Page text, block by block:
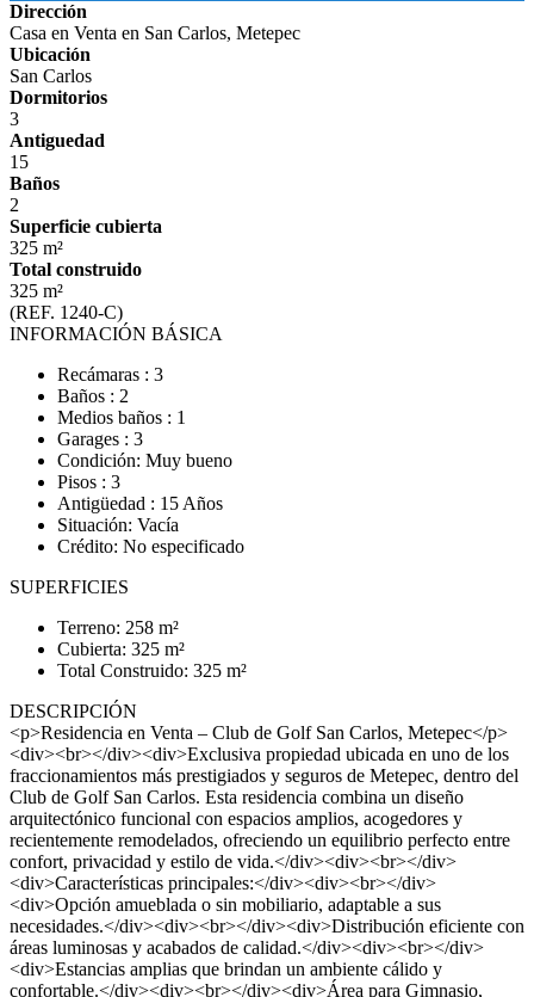
Dirección
Casa en Venta en San Carlos, Metepec
Ubicación
San Carlos
Dormitorios
3
Antiguedad
15
Baños
2
Superficie cubierta
325 m²
Total construido
325 m²
(REF. 1240-C)
INFORMACIÓN BÁSICA
Recámaras : 3
Baños : 2
Medios baños : 1
Garages : 3
Condición: Muy bueno
Pisos : 3
Antigüedad : 15 Años
Situación: Vacía
Crédito: No especificado
SUPERFICIES
Terreno: 258 m²
Cubierta: 325 m²
Total Construido: 325 m²
DESCRIPCIÓN
<p>Residencia en Venta – Club de Golf San Carlos, Metepec</p>
<div><br></div><div>Exclusiva propiedad ubicada en uno de los
fraccionamientos más prestigiados y seguros de Metepec, dentro del
Club de Golf San Carlos. Esta residencia combina un diseño
arquitectónico funcional con espacios amplios, acogedores y
recientemente remodelados, ofreciendo un equilibrio perfecto entre
confort, privacidad y estilo de vida.</div><div><br></div>
<div>Características principales:</div><div><br></div>
<div>Opción amueblada o sin mobiliario, adaptable a sus
necesidades.</div><div><br></div><div>Distribución eficiente con
áreas luminosas y acabados de calidad.</div><div><br></div>
<div>Estancias amplias que brindan un ambiente cálido y
confortable.</div><div><br></div><div>Área para Gimnasio,